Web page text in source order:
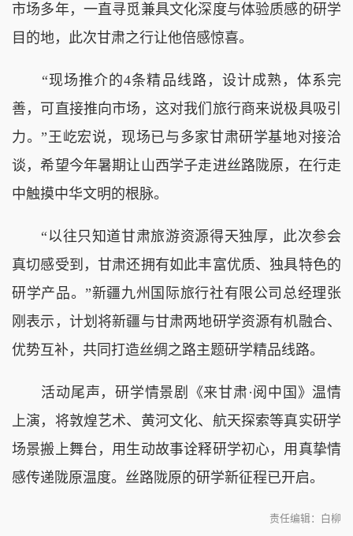
市场多年，一直寻觅兼具文化深度与体验质感的研学
目的地，此次甘肃之行让他倍感惊喜。
“现场推介的4条精品线路，设计成熟，体系完
善，可直接推向市场，这对我们旅行商来说极具吸引
力。”王屹宏说，现场已与多家甘肃研学基地对接洽
谈，希望今年暑期让山西学子走进丝路陇原，在行走
中触摸中华文明的根脉。
“以往只知道甘肃旅游资源得天独厚，此次参会
真切感受到，甘肃还拥有如此丰富优质、独具特色的
研学产品。”新疆九州国际旅行社有限公司总经理张
刚表示，计划将新疆与甘肃两地研学资源有机融合、
优势互补，共同打造丝绸之路主题研学精品线路。
活动尾声，研学情景剧《来甘肃·阅中国》温情
上演，将敦煌艺术、黄河文化、航天探索等真实研学
场景搬上舞台，用生动故事诠释研学初心，用真挚情
感传递陇原温度。丝路陇原的研学新征程已开启。
责任编辑：白柳